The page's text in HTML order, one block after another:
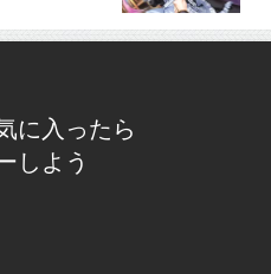
に入ったら
しよう